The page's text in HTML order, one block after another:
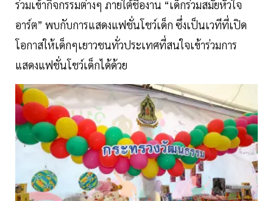
ร่วมเข้ากิจกรรมต่างๆ ภายใต้ชื่องาน “เด็กร่วมสมัยหัวใจ
อาร์ต” พบกับการแสดงแฟชั่นโชว์เด็ก ซึ่งเป็นเวทีที่เปิด
โอกาสให้เด็กๆเยาวชนทั่วประเทศที่สนใจเข้าร่วมการ
แสดงแฟชั่นโชว์เด็กได้ด้วย